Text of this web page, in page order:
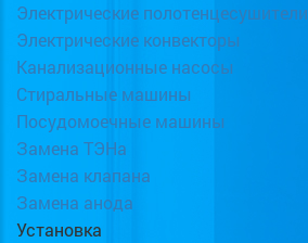
Электрические полотенцесушители
Электрические конвекторы
Канализационные насосы
Стиральные машины
Посудомоечные машины
Замена ТЭНа
Замена клапана
Замена анода
Установка